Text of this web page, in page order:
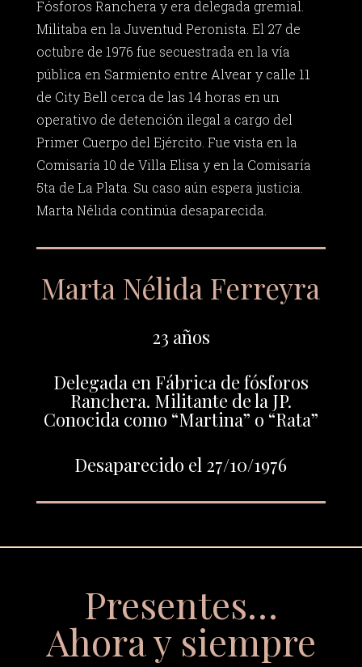
Fósforos Ranchera y era delegada gremial.
Militaba en la Juventud Peronista. El 27 de
octubre de 1976 fue secuestrada en la vía
pública en Sarmiento entre Alvear y calle 11
de City Bell cerca de las 14 horas en un
operativo de detención ilegal a cargo del
Primer Cuerpo del Ejército. Fue vista en la
Comisaría 10 de Villa Elisa y en la Comisaría
5ta de La Plata. Su caso aún espera justicia.
Marta Nélida continúa desaparecida.
Marta Nélida Ferreyra
23 años
Delegada en Fábrica de fósforos
Ranchera. Militante de la JP.
Conocida como “Martina” o “Rata”
Desaparecido el 27/10/1976
Presentes…
Ahora y siempre